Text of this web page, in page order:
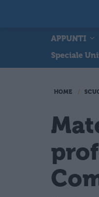
APPUNTI
Speciale
HOME